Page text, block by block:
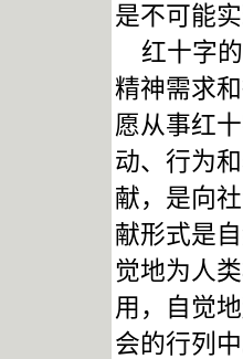
是不可能实
红十字的
精神需求
愿从事红
动、行为
献，是向
献形式是
觉地为人
用，自觉
会的行列中